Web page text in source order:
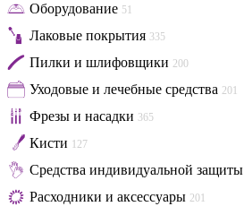
Оборудование 51
Лаковые покрытия 335
Пилки и шлифовщики 200
Уходовые и лечебные средства 201
Фрезы и насадки 365
Кисти 127
Средства индивидуальной защиты
Расходники и аксессуары 201